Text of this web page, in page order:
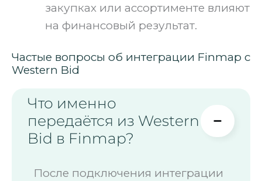
закупках или ассортименте влияют
на финансовый результат.
Частые вопросы об интеграции Finmap с
Western Bid
Что именно
передаётся из Western
Bid в Finmap?
После подключения интеграции